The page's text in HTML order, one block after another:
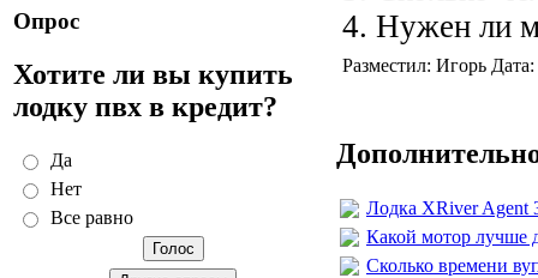
Опрос
Хотите ли вы купить
лодку пвх в кредит?
Да
Нет
Все равно
4. Нужен ли
Разместил: Игорь
Лодка XRiver Agent
Какой мотор лучше
Сколько времени